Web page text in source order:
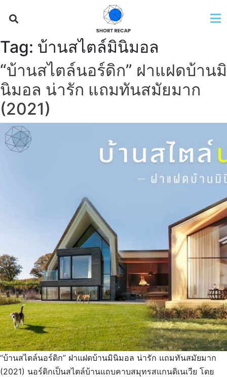
Tag: บ้านสไตล์มินิมอล
“บ้านสไตล์นอร์ดิก” ฝาแฝดบ้านมิ
นิมอล น่ารัก แถมทันสมัยมาก
(2021)
“บ้านสไตล์นอร์ดิก” ฝาแฝดบ้านมินิมอล น่ารัก แถมทันสมัยมาก
(2021) นอร์ดิกเป็นสไตล์บ้านแถบคาบสมุทรสแกนดิเนเวีย โดย